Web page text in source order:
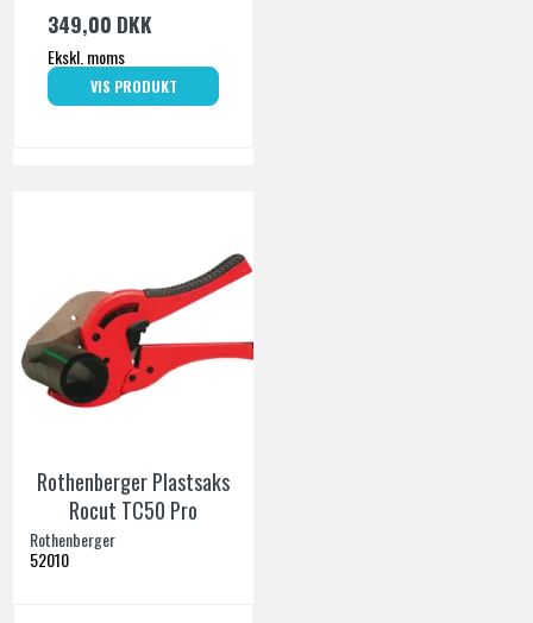
349,00 DKK
Ekskl. moms
VIS PRODUKT
Rothenberger Plastsaks
Rocut TC50 Pro
Rothenberger
52010